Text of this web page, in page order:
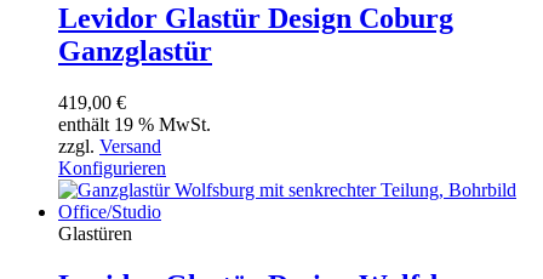
Levidor Glastür Design Coburg
Ganzglastür
419,00 €
enthält 19 % MwSt.
zzgl. Versand
Konfigurieren
Glastüren